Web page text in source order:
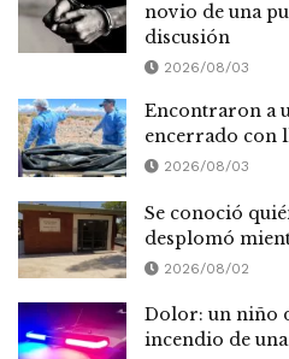
novio de una
discusión
2026/08/03
Encontraron a
encerrado con
2026/08/03
Se conoció
desplomó
2026/08/02
Dolor: un niño
incendio de